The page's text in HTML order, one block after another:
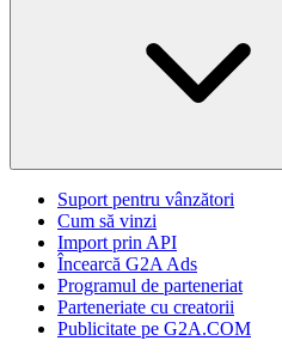
Suport pentru vânzători
Cum să vinzi
Import prin API
Încearcă G2A Ads
Programul de parteneriat
Parteneriate cu creatorii
Publicitate pe G2A.COM